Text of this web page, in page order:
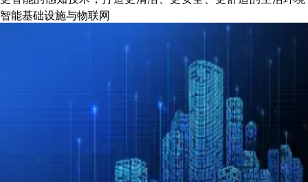
智能基础设施与物联网